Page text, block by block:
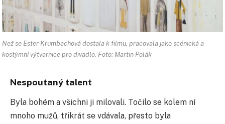
Než se Ester Krumbachová dostala k filmu, pracovala jako scénická a
kostýmní výtvarnice pro divadlo. Foto: Martin Polák
Nespoutaný talent
Byla bohém a všichni ji milovali. Točilo se kolem ní
mnoho mužů, třikrát se vdávala, přesto byla